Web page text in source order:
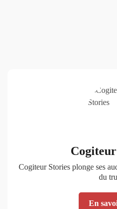
Cogiteur Stories plonge ses
du
En